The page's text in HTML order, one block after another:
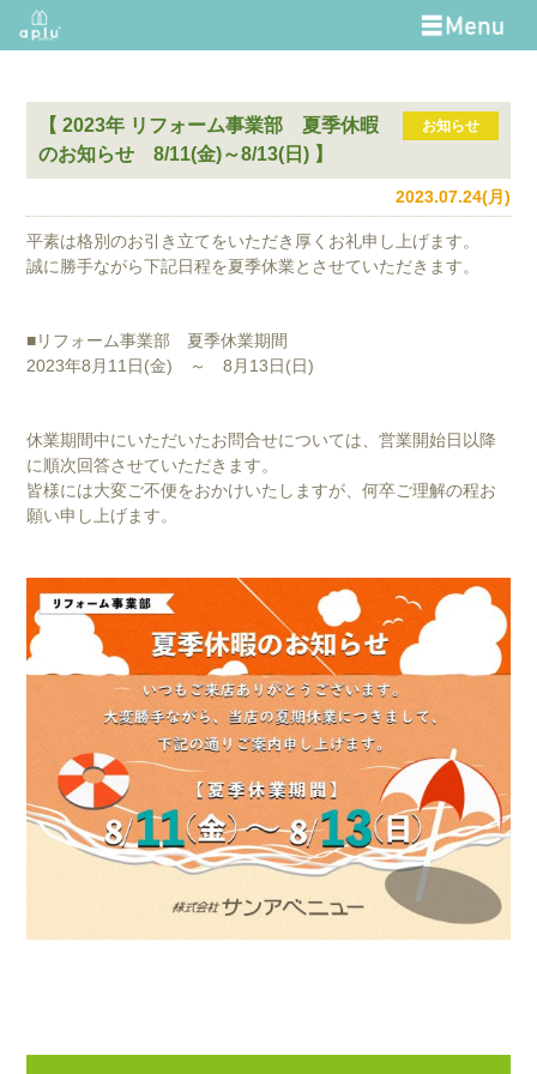
【 2023年 リフォーム事業部 夏季休暇
のお知らせ 8/11(金)～8/13(日) 】
お知らせ
2023.07.24(月)
平素は格別のお引き立てをいただき厚くお礼申し上げます。
誠に勝手ながら下記日程を夏季休業とさせていただきます。
■リフォーム事業部 夏季休業期間
2023年8月11日(金) ～ 8月13日(日)
休業期間中にいただいたお問合せについては、営業開始日以降
に順次回答させていただきます。
皆様には大変ご不便をおかけいたしますが、何卒ご理解の程お
願い申し上げます。